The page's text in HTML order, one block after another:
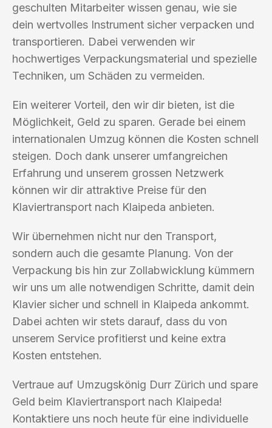
geschulten Mitarbeiter wissen genau, wie sie
dein wertvolles Instrument sicher verpacken und
transportieren. Dabei verwenden wir
hochwertiges Verpackungsmaterial und spezielle
Techniken, um Schäden zu vermeiden.
Ein weiterer Vorteil, den wir dir bieten, ist die
Möglichkeit, Geld zu sparen. Gerade bei einem
internationalen Umzug können die Kosten schnell
steigen. Doch dank unserer umfangreichen
Erfahrung und unserem grossen Netzwerk
können wir dir attraktive Preise für den
Klaviertransport nach Klaipeda anbieten.
Wir übernehmen nicht nur den Transport,
sondern auch die gesamte Planung. Von der
Verpackung bis hin zur Zollabwicklung kümmern
wir uns um alle notwendigen Schritte, damit dein
Klavier sicher und schnell in Klaipeda ankommt.
Dabei achten wir stets darauf, dass du von
unserem Service profitierst und keine extra
Kosten entstehen.
Vertraue auf Umzugskönig Durr Zürich und spare
Geld beim Klaviertransport nach Klaipeda!
Kontaktiere uns noch heute für eine individuelle